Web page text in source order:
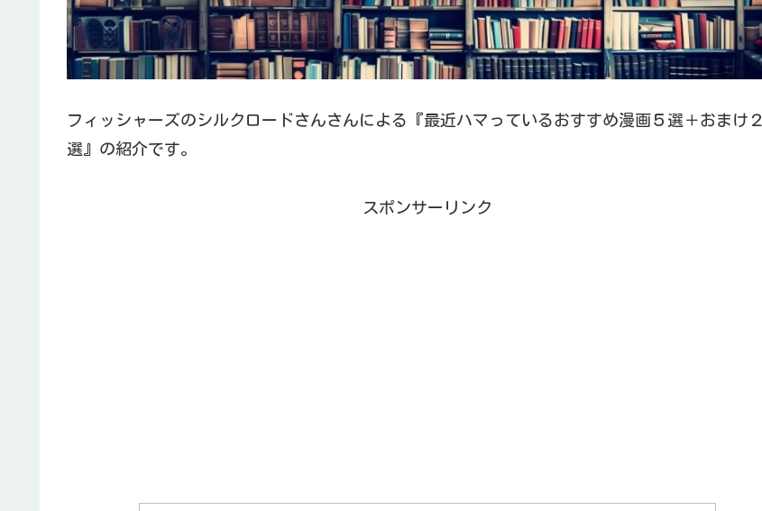
フィッシャーズのシルクロードさんさんによる『最近ハマっているおすすめ漫画５選＋おまけ２
選』の紹介です。
スポンサーリンク